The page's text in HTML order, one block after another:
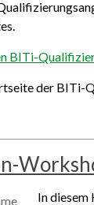
BITi-
In diesem